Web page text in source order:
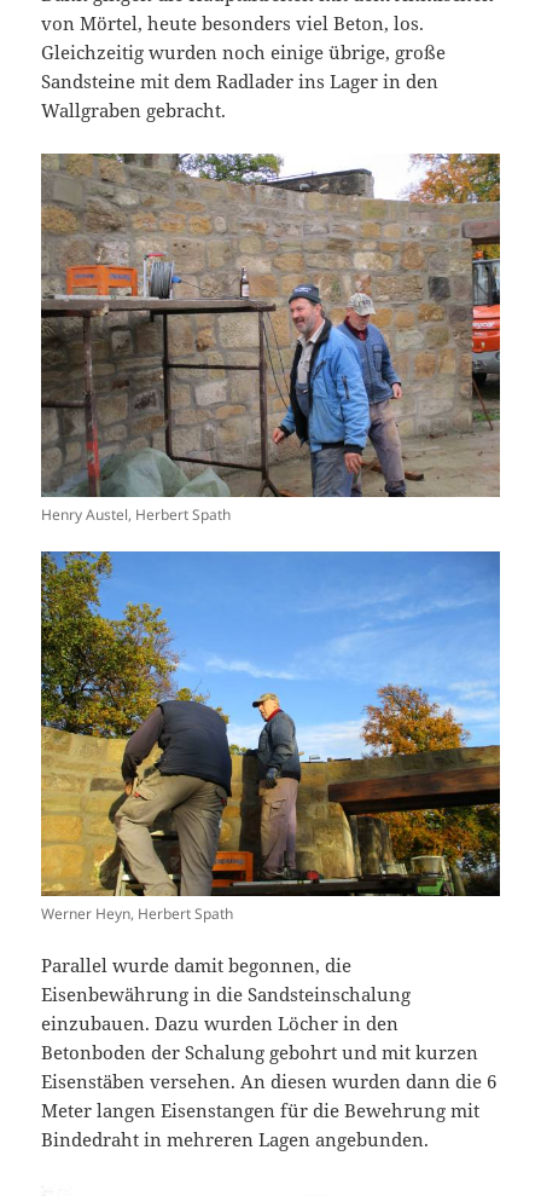
von Mörtel, heute besonders viel Beton, los.
Gleichzeitig wurden noch einige übrige, große
Sandsteine mit dem Radlader ins Lager in den
Wallgraben gebracht.
Henry Austel, Herbert Spath
Werner Heyn, Herbert Spath
Parallel wurde damit begonnen, die
Eisenbewährung in die Sandsteinschalung
einzubauen. Dazu wurden Löcher in den
Betonboden der Schalung gebohrt und mit kurzen
Eisenstäben versehen. An diesen wurden dann die 6
Meter langen Eisenstangen für die Bewehrung mit
Bindedraht in mehreren Lagen angebunden.